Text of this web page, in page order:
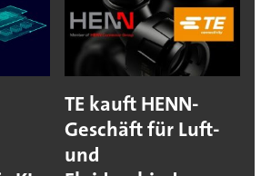
TE kauft HENN-
Geschäft für Luft-
und